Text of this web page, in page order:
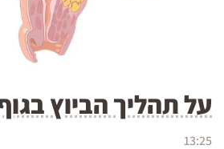
על תהליך הביוץ
13:25